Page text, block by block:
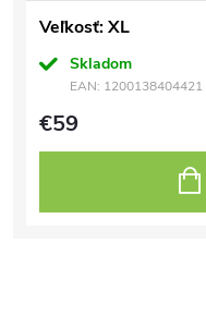
Veľkosť: XL
Skladom
EAN: 1200138404421
€59